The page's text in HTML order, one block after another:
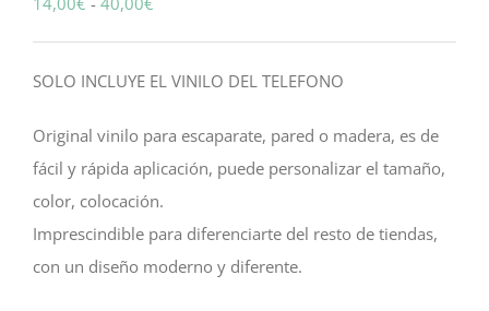
14,00€
hasta
40,00€
SOLO INCLUYE EL VINILO DEL TELEFONO
Original vinilo para escaparate, pared o madera, es de
fácil y rápida aplicación, puede personalizar el tamaño,
color, colocación.
Imprescindible para diferenciarte del resto de tiendas,
con un diseño moderno y diferente.